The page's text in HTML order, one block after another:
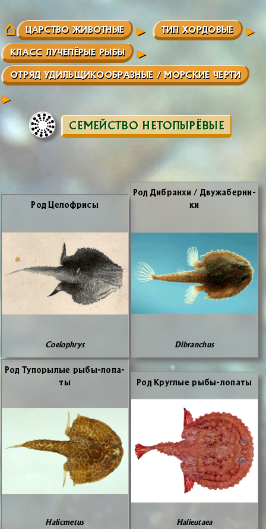
ЦАРСТВО ЖИВОТНЫЕ ТИП ХОРДОВЫЕ
КЛАСС ЛУЧЕПЁРЫЕ РЫБЫ
ОТРЯД УДИЛЬЩИКООБРАЗНЫЕ / МОРСКИЕ ЧЕРТИ
СЕМЕЙСТВО НЕТОПЫРЁВЫЕ
Род Це­лоф­ри­сы
Coelophrys
Род Дибран­хи / Дву­жа­бер­ни­
ки
Dibranchus
Род Ту­по­ры­лые ры­бы-ло­па­
ты
Halicmetus
Род Круг­лые ры­бы-ло­па­ты
Halieutaea